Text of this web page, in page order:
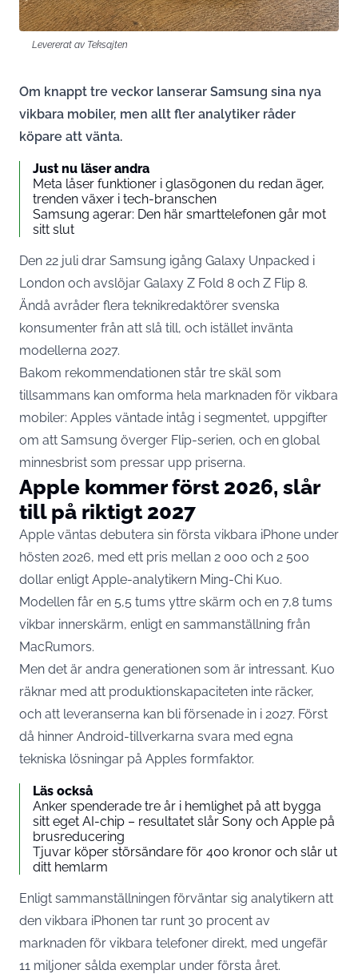
Levererat av Teksajten
Om knappt tre veckor lanserar Samsung sina nya
vikbara mobiler, men allt fler analytiker råder
köpare att vänta.
Just nu läser andra
Meta låser funktioner i glasögonen du redan äger,
trenden växer i tech-branschen
Samsung agerar: Den här smarttelefonen går mot
sitt slut
Den 22 juli drar Samsung igång Galaxy Unpacked i
London och avslöjar Galaxy Z Fold 8 och Z Flip 8.
Ändå avråder flera teknikredaktörer svenska
konsumenter från att slå till, och istället invänta
modellerna 2027.
Bakom rekommendationen står tre skäl som
tillsammans kan omforma hela marknaden för vikbara
mobiler: Apples väntade intåg i segmentet, uppgifter
om att Samsung överger Flip-serien, och en global
minnesbrist som pressar upp priserna.
Apple kommer först 2026, slår
till på riktigt 2027
Apple väntas debutera sin första vikbara iPhone under
hösten 2026, med ett pris mellan 2 000 och 2 500
dollar enligt Apple-analytikern Ming-Chi Kuo.
Modellen får en 5,5 tums yttre skärm och en 7,8 tums
vikbar innerskärm, enligt en sammanställning från
MacRumors.
Men det är andra generationen som är intressant. Kuo
räknar med att produktionskapaciteten inte räcker,
och att leveranserna kan bli försenade in i 2027. Först
då hinner Android-tillverkarna svara med egna
tekniska lösningar på Apples formfaktor.
Läs också
Anker spenderade tre år i hemlighet på att bygga
sitt eget AI-chip – resultatet slår Sony och Apple på
brusreducering
Tjuvar köper störsändare för 400 kronor och slår ut
ditt hemlarm
Enligt sammanställningen förväntar sig analytikern att
den vikbara iPhonen tar runt 30 procent av
marknaden för vikbara telefoner direkt, med ungefär
11 miljoner sålda exemplar under första året.